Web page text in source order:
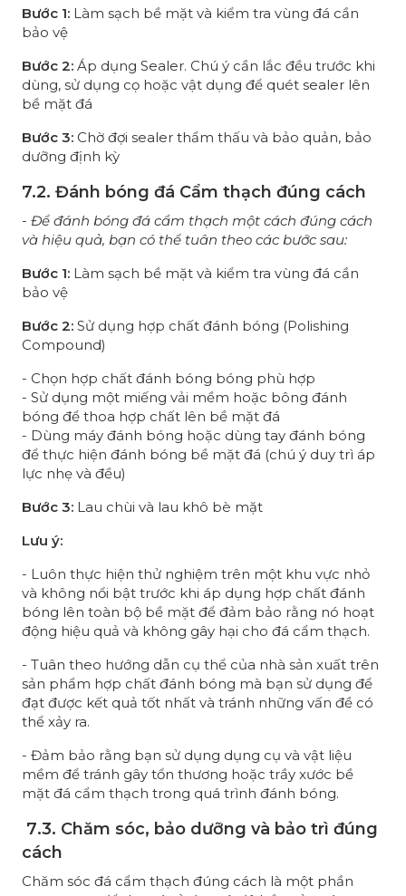
Bước 1: Làm sạch bề mặt và kiểm tra vùng đá cần
bảo vệ
Bước 2: Áp dụng Sealer. Chú ý cần lắc đều trước khi
dùng, sử dụng cọ hoặc vật dụng để quét sealer lên
bề mặt đá
Bước 3: Chờ đợi sealer thẩm thấu và bảo quản, bảo
dưỡng định kỳ
7.2. Đánh bóng đá Cẩm thạch đúng cách
- Để đánh bóng đá cẩm thạch một cách đúng cách
và hiệu quả, bạn có thể tuân theo các bước sau:
Bước 1: Làm sạch bề mặt và kiểm tra vùng đá cần
bảo vệ
Bước 2: Sử dụng hợp chất đánh bóng (Polishing
Compound)
- Chọn hợp chất đánh bóng bóng phù hợp
- Sử dụng một miếng vải mềm hoặc bông đánh
bóng để thoa hợp chất lên bề mặt đá
- Dùng máy đánh bóng hoặc dùng tay đánh bóng
để thực hiện đánh bóng bề mặt đá (chú ý duy trì áp
lực nhẹ và đều)
Bước 3: Lau chùi và lau khô bè mặt
Lưu ý:
- Luôn thực hiện thử nghiệm trên một khu vực nhỏ
và không nổi bật trước khi áp dụng hợp chất đánh
bóng lên toàn bộ bề mặt để đảm bảo rằng nó hoạt
động hiệu quả và không gây hại cho đá cẩm thạch.
- Tuân theo hướng dẫn cụ thể của nhà sản xuất trên
sản phẩm hợp chất đánh bóng mà bạn sử dụng để
đạt được kết quả tốt nhất và tránh những vấn đề có
thể xảy ra.
- Đảm bảo rằng bạn sử dụng dụng cụ và vật liệu
mềm để tránh gây tổn thương hoặc trầy xước bề
mặt đá cẩm thạch trong quá trình đánh bóng.
7.3. Chăm sóc, bảo dưỡng và bảo trì đúng
cách
Chăm sóc đá cẩm thạch đúng cách là một phần